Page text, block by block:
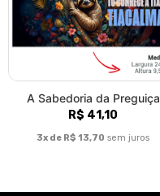
A Sabedoria da Preguiça
R$ 41,10
3x de R$ 13,70 sem juros